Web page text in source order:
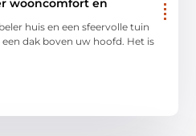
wooncomfort en
huis en een sfeervolle tuin
dak boven uw hoofd. Het is